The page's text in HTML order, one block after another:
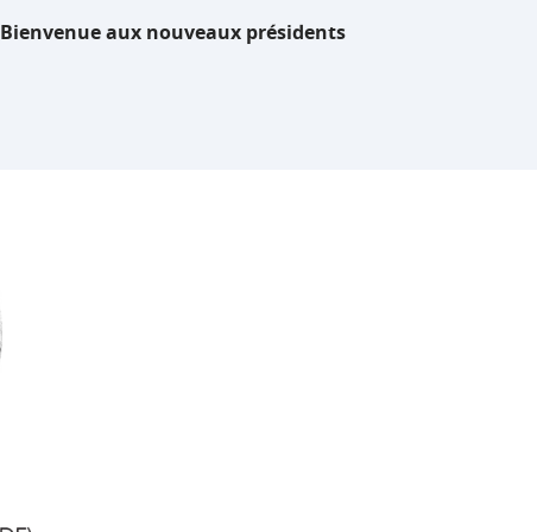
Bienvenue aux nouveaux présidents